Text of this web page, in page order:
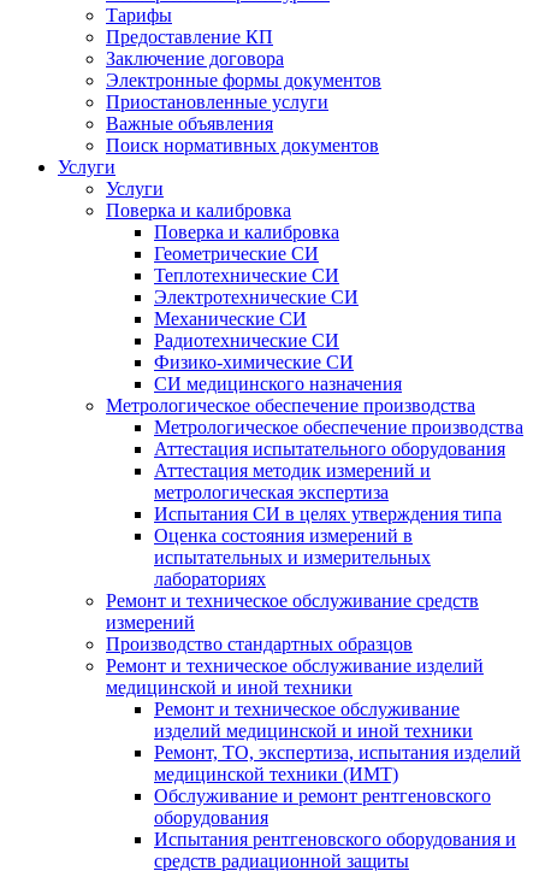
Тарифы
Предоставление КП
Заключение договора
Электронные формы документов
Приостановленные услуги
Важные объявления
Поиск нормативных документов
Услуги
Услуги
Поверка и калибровка
Поверка и калибровка
Геометрические СИ
Теплотехнические СИ
Электротехнические СИ
Механические СИ
Радиотехнические СИ
Физико-химические СИ
СИ медицинского назначения
Метрологическое обеспечение производства
Метрологическое обеспечение производства
Аттестация испытательного оборудования
Аттестация методик измерений и
метрологическая экспертиза
Испытания СИ в целях утверждения типа
Оценка состояния измерений в
испытательных и измерительных
лабораториях
Ремонт и техническое обслуживание средств
измерений
Производство стандартных образцов
Ремонт и техническое обслуживание изделий
медицинской и иной техники
Ремонт и техническое обслуживание
изделий медицинской и иной техники
Ремонт, ТО, экспертиза, испытания изделий
медицинской техники (ИМТ)
Обслуживание и ремонт рентгеновского
оборудования
Испытания рентгеновского оборудования и
средств радиационной защиты